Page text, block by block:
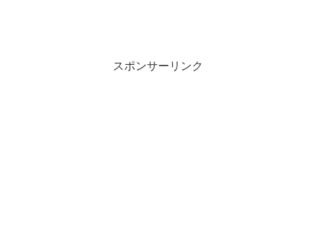
スポンサーリンク